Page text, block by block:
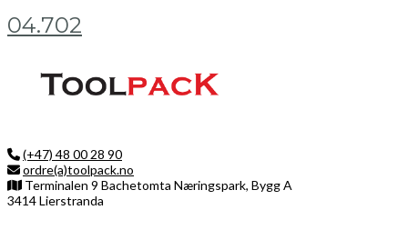
04.702
(+47) 48 00 28 90
ordre(a)toolpack.no
Terminalen 9 Bachetomta Næringspark, Bygg A
3414 Lierstranda